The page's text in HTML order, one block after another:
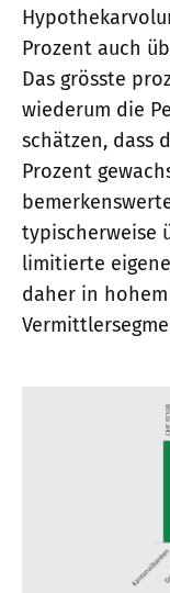
Prozent auch
Das grösste
wiederum die
schätzen, dass
Prozent
typischerweise
limitierte
daher in